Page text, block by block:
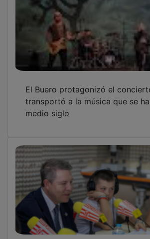
El Buero protagonizó el
transportó a la música que se
medio siglo